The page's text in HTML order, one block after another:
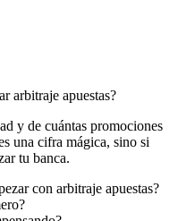
arbitraje apuestas?
y de cuántas promociones
una cifra mágica, sino si
tu banca.
con arbitraje apuestas?